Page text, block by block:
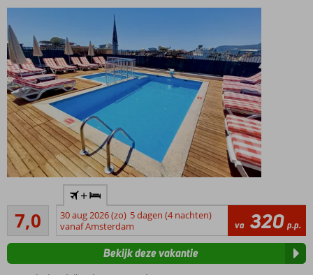
Kleopatra
strand en
centrum
op het
7,0Voldoende/goed
15
beoordelingen
+
30 aug 2026 (zo) 5 dagen (4 nachten)
vanaf Amsterdam
va 320 p.p.
Bekijk deze vakantie